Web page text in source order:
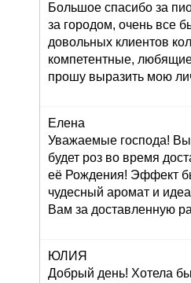
Большое спасибо за
за городом, очень все
довольных клиентов
компетентные,
прошу выразить мою
Елена
Уважаемые господа!
будет роз во время
её Рождения! Эффект
чудесный аромат и
Вам за доставленную
ЮЛИЯ
Добрый день! Хотела